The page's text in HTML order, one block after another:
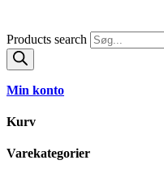
Products search
Min konto
Kurv
Varekategorier